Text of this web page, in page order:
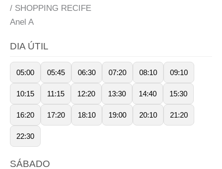
/ SHOPPING RECIFE
Anel A
DIA ÚTIL
05:00 05:45 06:30 07:20 08:10 09:10
10:15 11:15 12:20 13:30 14:40 15:30
16:20 17:20 18:10 19:00 20:10 21:20
22:30
SÁBADO